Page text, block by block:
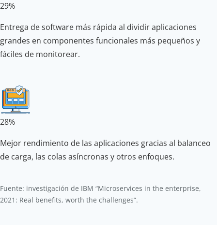
29%
Entrega de software más rápida al dividir aplicaciones
grandes en componentes funcionales más pequeños y
fáciles de monitorear.
28%
Mejor rendimiento de las aplicaciones gracias al balanceo
de carga, las colas asíncronas y otros enfoques.
Fuente: investigación de IBM “Microservices in the enterprise,
2021: Real benefits, worth the challenges”.